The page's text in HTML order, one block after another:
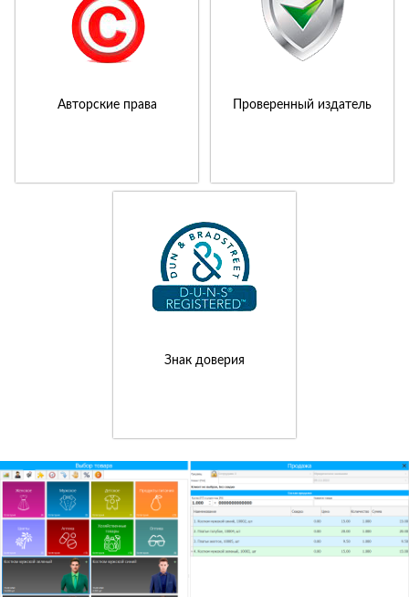
Авторские права Проверенный издатель
Знак доверия